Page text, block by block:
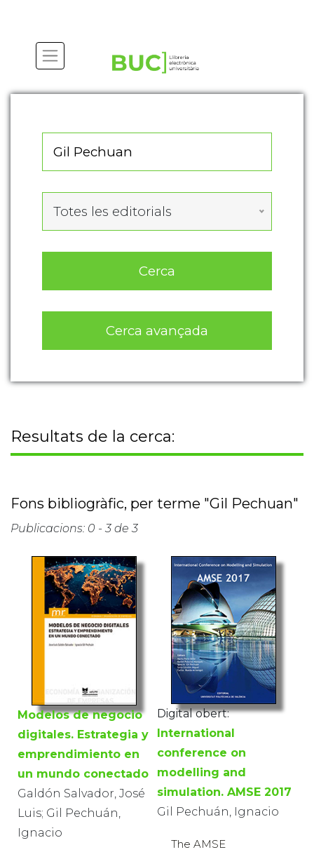
Totes les editorials
Cerca
Cerca avançada
Resultats de la cerca:
Fons bibliogràfic, per terme "Gil Pechuan"
Publicacions: 0 - 3 de 3
Modelos de negocio
digitales. Estrategia y
emprendimiento en
un mundo conectado
Galdón Salvador, José
Luis; Gil Pechuán,
Ignacio
Digital obert:
International
conference on
modelling and
simulation. AMSE 2017
Gil Pechuán, Ignacio
The AMSE